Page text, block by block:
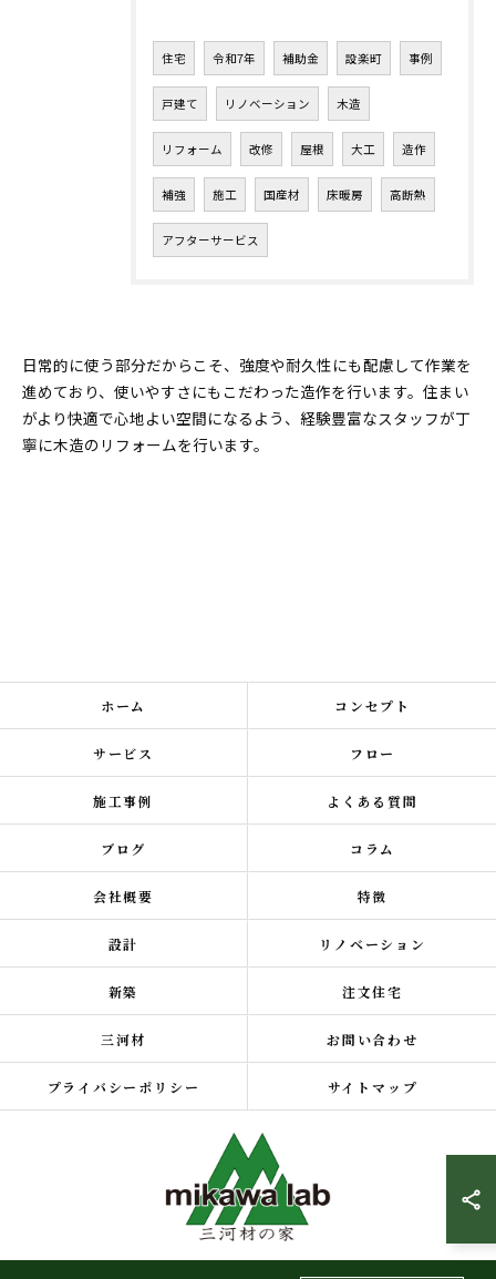
住宅 令和7年 補助金 設楽町 事例
戸建て リノベーション 木造
リフォーム 改修 屋根 大工 造作
補強 施工 国産材 床暖房 高断熱
アフターサービス
日常的に使う部分だからこそ、強度や耐久性にも配慮して作業を
進めており、使いやすさにもこだわった造作を行います。住まい
がより快適で心地よい空間になるよう、経験豊富なスタッフが丁
寧に木造のリフォームを行います。
ホーム コンセプト
サービス フロー
施工事例 よくある質問
ブログ コラム
会社概要 特徴
設計 リノベーション
新築 注文住宅
三河材 お問い合わせ
プライバシーポリシー サイトマップ